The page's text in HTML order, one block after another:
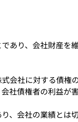
あり、会社財産を
会社に対する債権
社債権者の利益
、会社の業績と